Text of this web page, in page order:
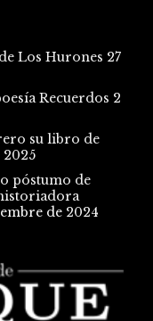
Los Hurones 27
Recuerdos 2
su libro de
2025
póstumo de
de 2024